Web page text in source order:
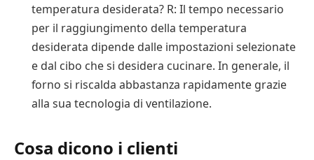
temperatura desiderata? R: Il tempo necessario
per il raggiungimento della temperatura
desiderata dipende dalle impostazioni selezionate
e dal cibo che si desidera cucinare. In generale, il
forno si riscalda abbastanza rapidamente grazie
alla sua tecnologia di ventilazione.
Cosa dicono i clienti